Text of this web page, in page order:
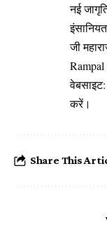
नई
जी
वेबसाइट:
करें।
Share This